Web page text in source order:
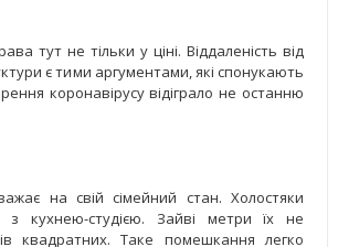
тут не тільки у ціні. Віддаленість від
є тими аргументами, які спонукають
коронавірусу відіграло не останню
на свій сімейний стан. Холостяки
кухнею-студією. Зайві метри їх не
квадратних. Таке помешкання легко